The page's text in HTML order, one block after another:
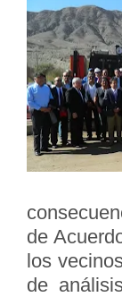
de
los
de